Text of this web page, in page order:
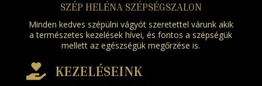
SZÉP HELÉNA SZÉPSÉGSZALON
Minden kedves szépülni vágyót szeretettel várunk akik
a természetes kezelések hívei, és fontos a szépségük
mellett az egészségük megőrzése is.
 KEZELÉSEINK